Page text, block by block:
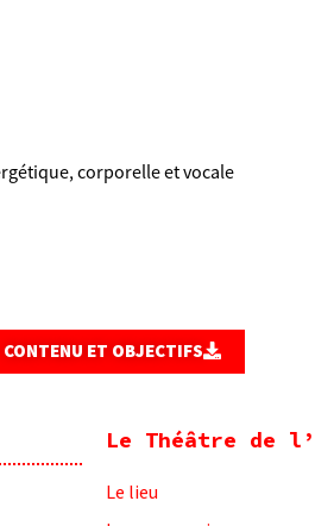
corporelle et vocale
CONTENU ET OBJECTIFS
Le Théâtre de
Le lieu